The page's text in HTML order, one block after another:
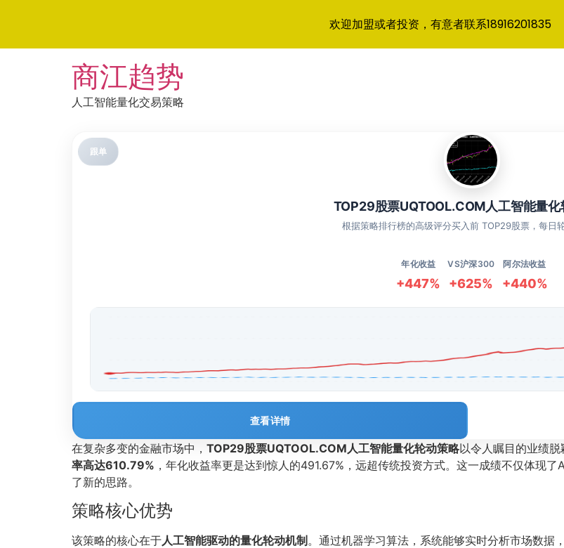
商江趋势
人工智能量化交易策略
跟单
TOP29股票UQTOOL.COM人工智能量化
根据策略排行榜的高级评分买入前 TOP29股票，每日
年化收益
+447%
VS沪深300
+625%
阿尔法收益
+440%
查看详情
在复杂多变的金融市场中， TOP29股票UQTOOL.COM人工智能量化轮动策略以令人瞩目的业绩脱
率高达610.79% ，年化收益率更是达到惊人的491.67%，远超传统投资方式。这一成绩不仅体现
了新的思路。
策略核心优势
该策略的核心在于人工智能驱动的量化轮动机制。通过机器学习算法，系统能够实时分析市场数据
欢迎加盟或者投资，有意者联系18916201835